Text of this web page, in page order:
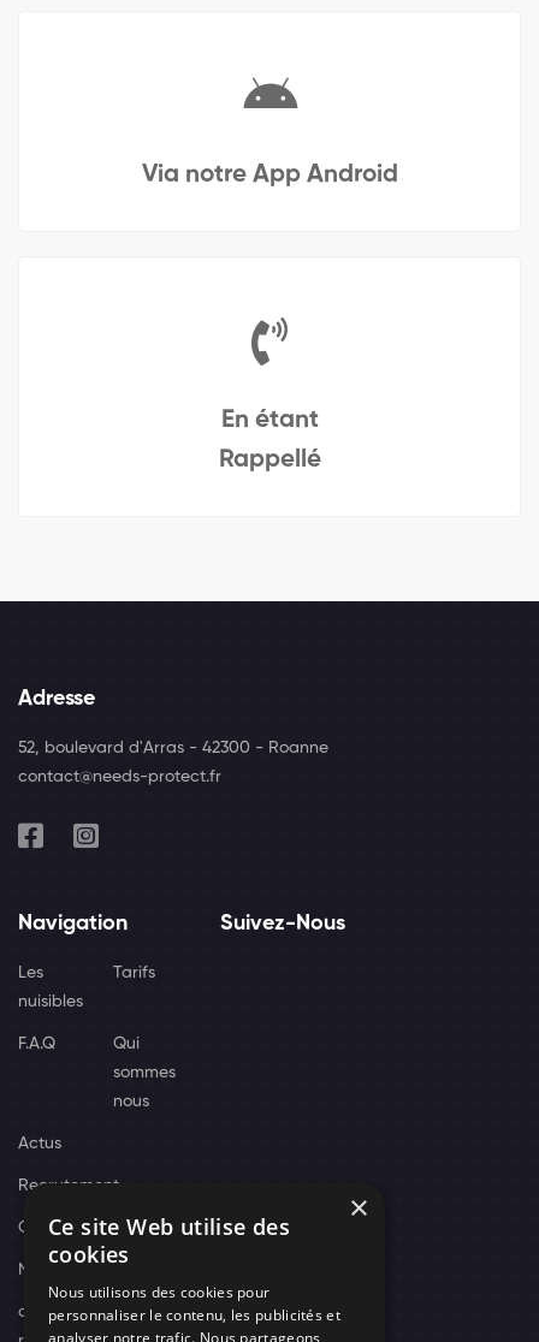
Via notre App Android
En étant
Rappellé
Adresse
52, boulevard d'Arras - 42300 - Roanne
contact@needs-protect.fr
Navigation
Les
nuisibles
Tarifs
F.A.Q
Qui
sommes
nous
Actus
Recrutement
Contact
Nos techniciens
campagne-
Suivez-Nous
×
Ce site Web utilise des
cookies
Nous utilisons des cookies pour
personnaliser le contenu, les publicités et
analyser notre trafic. Nous partageons